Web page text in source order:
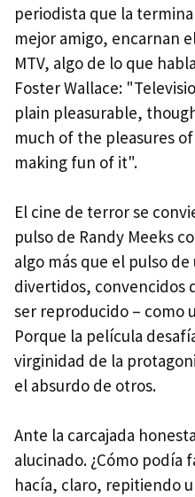
periodista que la
mejor amigo, encarnan
MTV, algo de lo que habla
Foster Wallace:
plain pleasurable,
much of the pleasures
making fun of it".
El cine de terror se
pulso de Randy Meeks
algo más que el pulso
divertidos, convencidos
ser reproducido – como
Porque la película
virginidad de la
el absurdo de otros.
Ante la carcajada
alucinado. ¿Cómo podía
hacía, claro, repitiendo